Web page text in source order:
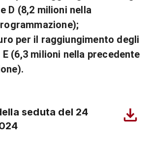
D (8,2 milioni nella
per il raggiungimento degli
(6,3 milioni nella precedente
seduta del 24